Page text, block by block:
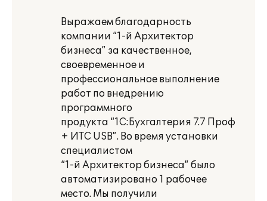
Выражаем благодарность
компании “1-й Архитектор
бизнеса” за качественное,
своевременное и
профессиональное выполнение
работ по внедрению
программного
продукта “1С:Бухгалтерия 7.7 Проф
+ ИТС USB”. Во время установки
специалистом
“1-й Архитектор бизнеса” было
автоматизировано 1 рабочее
место. Мы получили